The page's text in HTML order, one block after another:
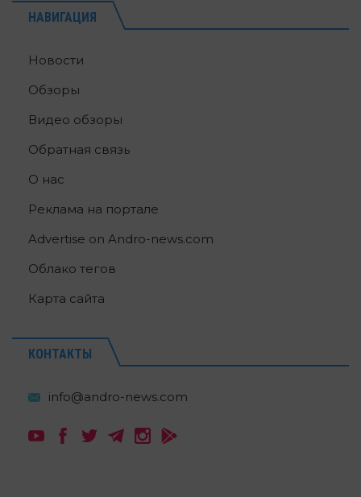
НАВИГАЦИЯ
Новости
Обзоры
Видео обзоры
Обратная связь
О нас
Реклама на портале
Advertise on Andro-news.com
Облако тегов
Карта сайта
КОНТАКТЫ